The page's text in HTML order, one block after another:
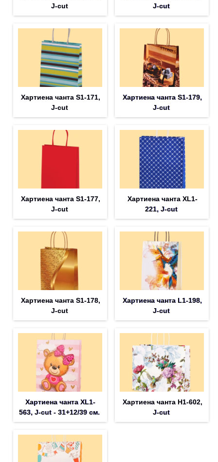
J-cut
J-cut
Хартиена чанта S1-171,
J-cut
Хартиена чанта S1-179,
J-cut
Хартиена чанта S1-177,
J-cut
Хартиена чанта XL1-
221, J-cut
Хартиена чанта S1-178,
J-cut
Хартиена чанта L1-198,
J-cut
Хартиена чанта XL1-
563, J-cut - 31+12/39 см.
Хартиена чанта H1-602,
J-cut